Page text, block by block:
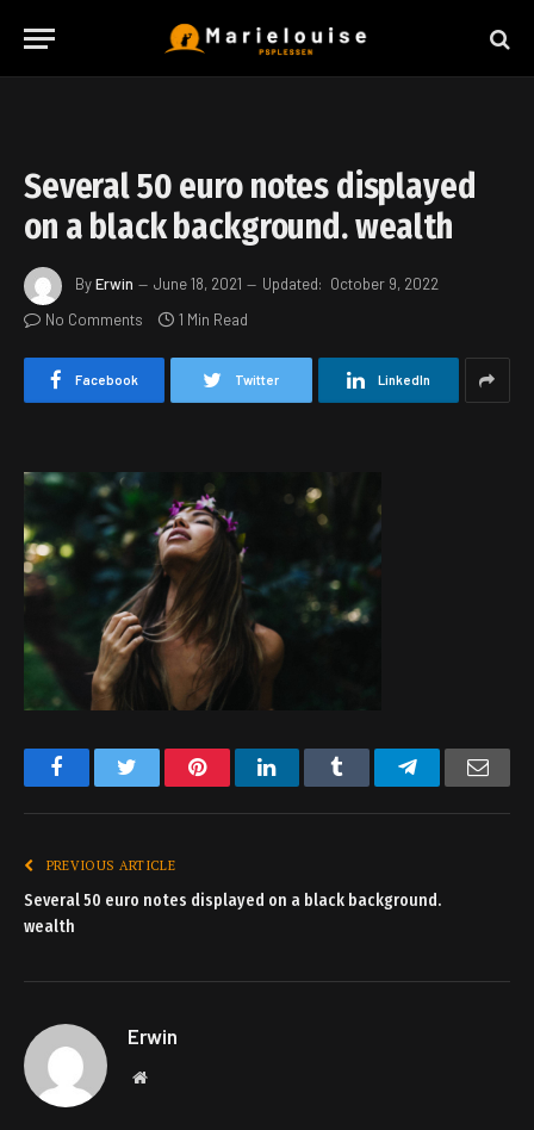
Several 50 euro notes displayed
on a black background. wealth
ByErwin June 18, 2021 Updated: October 9, 2022
No Comments
1 Min Read
Facebook Twitter LinkedIn
FacebookTwitter PinterestLinkedIn Tumblr Telegram
PREVIOUS ARTICLE
Several 50 euro notes displayed on a black background.
wealth
Erwin
Website